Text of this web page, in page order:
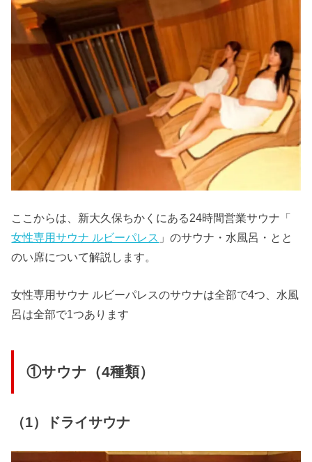
ここからは、新大久保ちかくにある24時間営業サウナ「
女性専用サウナ ルビーパレス 」のサウナ・水風呂・とと
のい席について解説します。
女性専用サウナ ルビーパレスのサウナは全部で4つ、水風
呂は全部で1つあります
①サウナ（4種類）
（1）ドライサウナ